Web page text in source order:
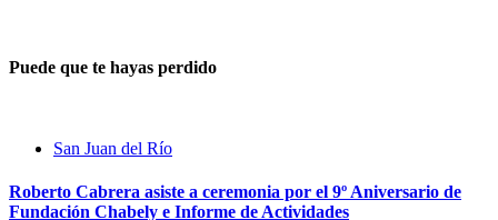
Puede que te hayas perdido
San Juan del Río
Roberto Cabrera asiste a ceremonia por el 9º Aniversario de
Fundación Chabely e Informe de Actividades